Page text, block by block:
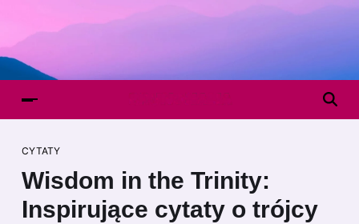
CYTATY
Wisdom in the Trinity:
Inspirujące cytaty o trójcy